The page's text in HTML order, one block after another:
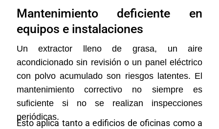
Mantenimiento deficiente en
equipos e instalaciones
Un extractor lleno de grasa, un aire
acondicionado sin revisión o un panel eléctrico
con polvo acumulado son riesgos latentes. El
mantenimiento correctivo no siempre es
suficiente si no se realizan inspecciones
periódicas.
Esto aplica tanto a edificios de oficinas como a